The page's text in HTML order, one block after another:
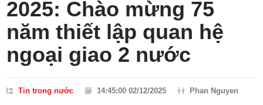
2025: Chào mừng 75
năm thiết lập quan hệ
ngoại giao 2 nước
Tin trong nước 14:45:00 02/12/2025 Phan Nguyen